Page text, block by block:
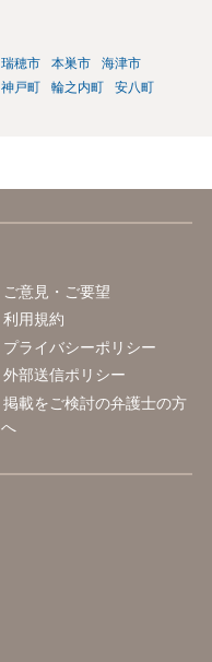
瑞穂市 本巣市
海津市
神戸町 輪之内町
安八町
ご意見・ご要望
利用規約
プライバシーポリシー
外部送信ポリシー
掲載をご検討の弁護士の方
へ